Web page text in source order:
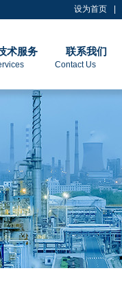
设为首页
Contact Us
术服务 联系我们